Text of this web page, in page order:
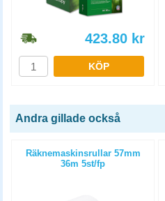
423.80 kr
KÖP
Andra gillade också
Räknemaskinsrullar 57mm
36m 5st/fp